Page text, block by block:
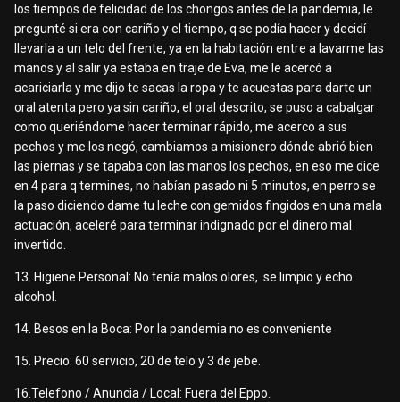
los tiempos de felicidad de los chongos antes de la pandemia, le
pregunté si era con cariño y el tiempo, q se podía hacer y decidí
llevarla a un telo del frente, ya en la habitación entre a lavarme las
manos y al salir ya estaba en traje de Eva, me le acercó a
acariciarla y me dijo te sacas la ropa y te acuestas para darte un
oral atenta pero ya sin cariño, el oral descrito, se puso a cabalgar
como queriéndome hacer terminar rápido, me acerco a sus
pechos y me los negó, cambiamos a misionero dónde abrió bien
las piernas y se tapaba con las manos los pechos, en eso me dice
en 4 para q termines, no habían pasado ni 5 minutos, en perro se
la paso diciendo dame tu leche con gemidos fingidos en una mala
actuación, aceleré para terminar indignado por el dinero mal
invertido.
13. Higiene Personal: No tenía malos olores, se limpio y echo
alcohol.
14. Besos en la Boca: Por la pandemia no es conveniente
15. Precio: 60 servicio, 20 de telo y 3 de jebe.
16.Telefono / Anuncia / Local: Fuera del Eppo.